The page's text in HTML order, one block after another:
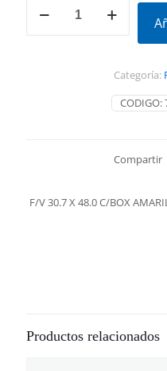
30.7
CODIGO:
Categoría:
Compartir
F/V 30.7 X 48.0 C/BOX
Productos relacionados